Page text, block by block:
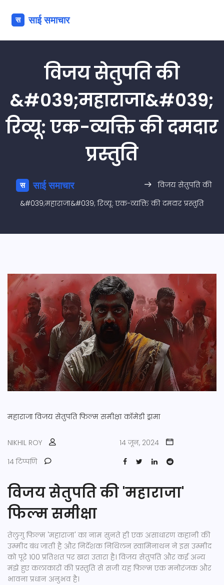
विजय सेतुपति की
&#039;महाराजा&#039;
रिव्यू: एक-व्यक्ति की दमदार
प्रस्तुति
विजय सेतुपति की
&#039;महाराजा&#039; रिव्यू: एक-व्यक्ति की दमदार प्रस्तुति
महाराजा विजय सेतुपति फिल्म समीक्षा कॉमेडी ड्रामा
NIKHIL ROY
14 जून, 2024
14 टिप्पणि
विजय सेतुपति की 'महाराजा'
फिल्म समीक्षा
तेलुगु फिल्म 'महाराजा' का नाम सुनते ही एक असाधारण कहानी की
उम्मीद बंध जाती है और निर्देशक निथिलन स्वामिनाथन ने इस उम्मीद
को पूरे 100 प्रतिशत पर खरा उतारा है। विजय सेतुपति और कई अन्य
मंझे हुए कलाकारों की प्रस्तुति से सजी यह फिल्म एक मनोरंजक और
भावना प्रधान अनुभव है।